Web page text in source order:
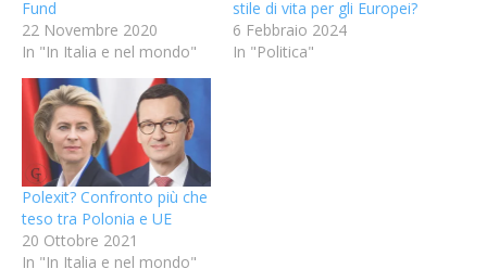
Fund
22 Novembre 2020
In "In Italia e nel mondo"
stile di vita per gli Europei?
6 Febbraio 2024
In "Politica"
Polexit? Confronto più che
teso tra Polonia e UE
20 Ottobre 2021
In "In Italia e nel mondo"